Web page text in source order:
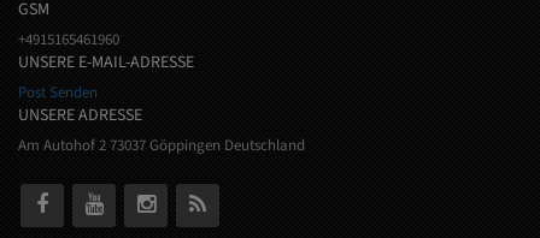
GSM
+4915165461960
UNSERE E-MAIL-ADRESSE
Post Senden
UNSERE ADRESSE
Am Autohof 2 73037 Göppingen Deutschland